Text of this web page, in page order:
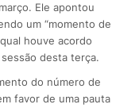
Ele apontou
um “momento de
houve acordo
desta terça.
do número de
favor de uma pauta